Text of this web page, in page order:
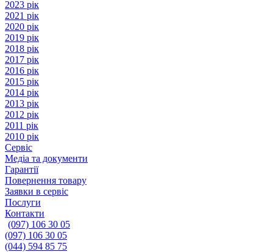
2023 рік
2021 рік
2020 рік
2019 рік
2018 рік
2017 рік
2016 рік
2015 рік
2014 рік
2013 рік
2012 рік
2011 рік
2010 рік
Сервіс
Медіа та документи
Гарантії
Повернення товару
Заявки в сервіс
Послуги
Контакти
(097) 106 30 05
(097) 106 30 05
(044) 594 85 75